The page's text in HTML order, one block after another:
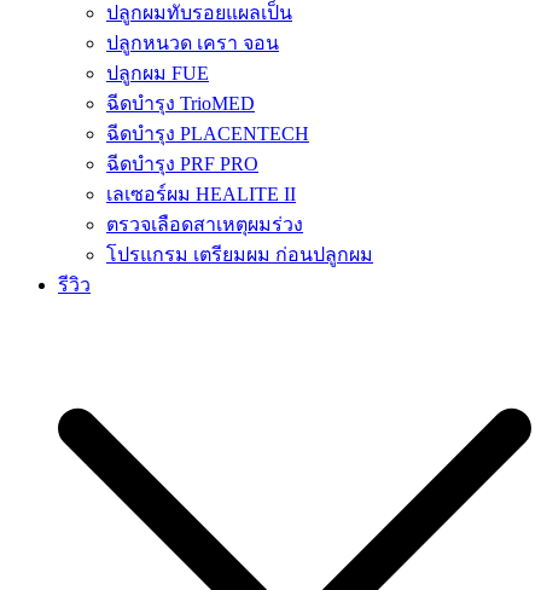
ปลูกผมทับรอยแผลเป็น
ปลูกหนวด เครา จอน
ปลูกผม FUE
ฉีดบำรุง TrioMED
ฉีดบำรุง PLACENTECH
ฉีดบำรุง PRF PRO
เลเซอร์ผม HEALITE II
ตรวจเลือดสาเหตุผมร่วง
โปรแกรม เตรียมผม ก่อนปลูกผม
รีวิว